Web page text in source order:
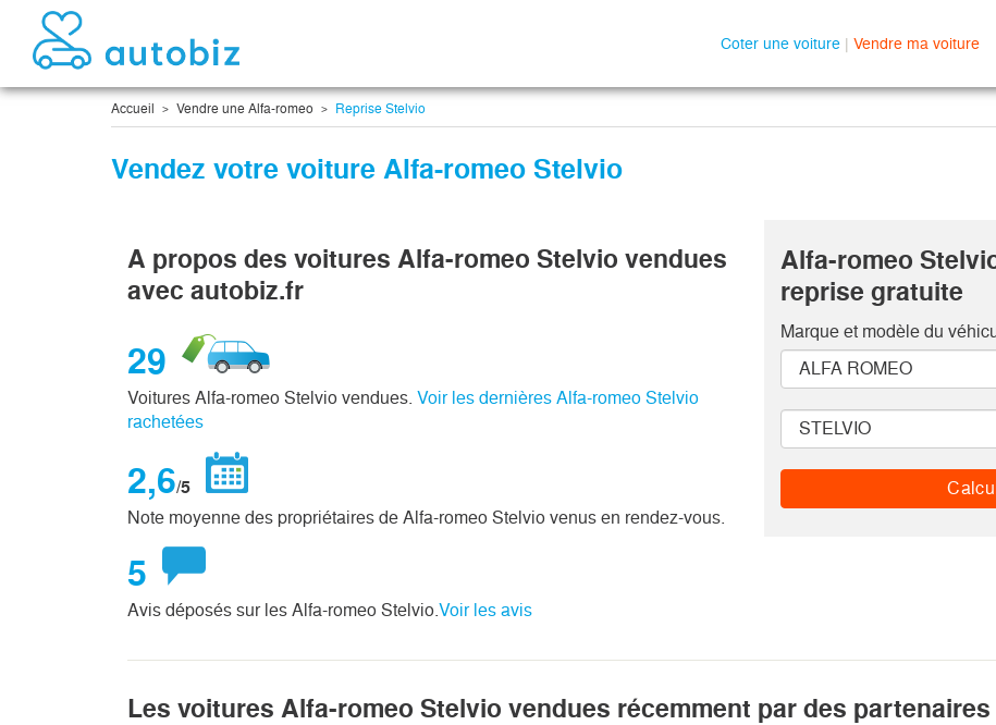
Coter une voiture | Vendre ma voiture
Accueil Vendre une Alfa-romeo Reprise Stelvio
Vendez votre voiture Alfa-romeo Stelvio
A propos des voitures Alfa-romeo Stelvio vendues
avec autobiz.fr
29
Voitures Alfa-romeo Stelvio vendues. Voir les dernières Alfa-romeo Stelvio
rachetées
2,6/5
Note moyenne des propriétaires de Alfa-romeo Stelvio venus en rendez-vous.
5
Avis déposés sur les Alfa-romeo Stelvio. Voir les avis
Alfa-romeo
reprise gratuite
Marque et modèle du
Les voitures Alfa-romeo Stelvio vendues récemment par des